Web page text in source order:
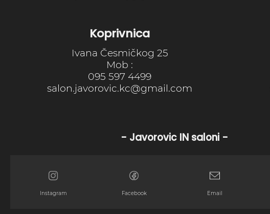
Koprivnica
Ivana Česmičkog 25
Mob :
095 597 4499
salon.javorovic.kc@gmail.com
- Javorovic IN saloni -
Instagram Facebook Email